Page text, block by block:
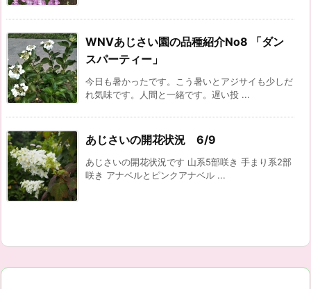
WNVあじさい園の品種紹介No8 「ダン
スパーティー」
今日も暑かったです。こう暑いとアジサイも少しだ
れ気味です。人間と一緒です。遅い投 ...
あじさいの開花状況 6/9
あじさいの開花状況です 山系5部咲き 手まり系2部
咲き アナベルとピンクアナベル ...